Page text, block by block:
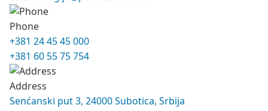
godine učestvovao kao pozivni predavač.
Redovni predavač na skupovima Nemačkog
oftalmološkog društva (DOG)
Predavač na katedri Sportske medicine
Medicinskog fakulteta u Beogradu
Učestvuje u izvođenju nastave na engleskom
jeziku na predmetu Oftalmologija na
Phone
+381 24 45 45 000
+381 60 55 75 754
Address
Senćanski put 3, 24000 Subotica, Srbija